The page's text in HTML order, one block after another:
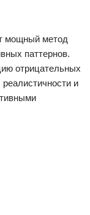
мощный метод
паттернов.
отрицательных
и